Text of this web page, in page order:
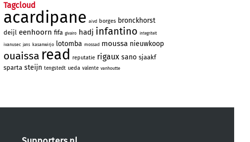
Tagcloud
acardipane aivd borges bronckhorst
deijl eenhoorn fifa givairo hadj infantino integriteit
ivanusec jans kasanwirjo lotomba mossad moussa nieuwkoop
ouaissa read reputatie rigaux sano sjaakf
sparta steijn tengstedt ueda valente vanhoutte